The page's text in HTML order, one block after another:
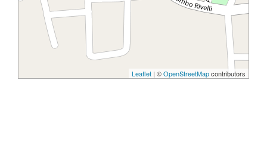
Leaflet | ©OpenStreetMapcontributors